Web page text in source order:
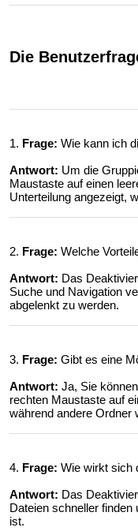
Die
1. Frage: Wie kann ich
Antwort: Um die
Maustaste auf einen
Unterteilung angezeigt,
2. Frage: Welche
Antwort: Das
Suche und Navigation
abgelenkt zu werden.
3. Frage: Gibt es eine
Antwort: Ja, Sie
rechten Maustaste auf
während andere Ordner
4. Frage: Wie wirkt sich
Antwort: Das
Dateien schneller
ist.